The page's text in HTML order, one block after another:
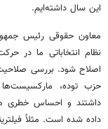
این سال داشته‌ایم.
معاون حقوقی رئیس
نظام انتخاباتی ما در
اصلاح شود. بررسی
حزب توده،
داشتند و احساس خطری
داده شده است. مثلاً